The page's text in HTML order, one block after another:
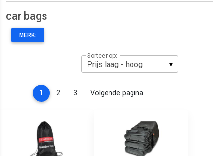
car bags
MERK:
Sorteer op:
1 (current)
2 3 Volgende pagina